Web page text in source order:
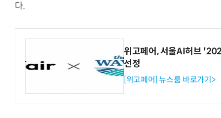
다.
위고페어, 서울AI허브
선정
[위고페어] 뉴스룸 바로가기>